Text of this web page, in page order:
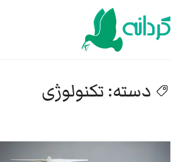
دسته:تکنولوژی